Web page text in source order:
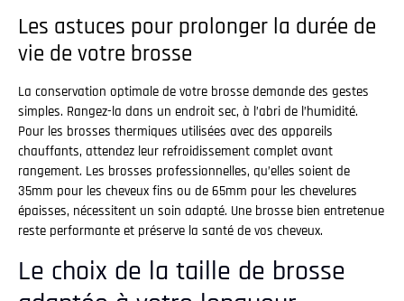
Les astuces pour prolonger la durée de
vie de votre brosse
La conservation optimale de votre brosse demande des gestes
simples. Rangez-la dans un endroit sec, à l’abri de l’humidité.
Pour les brosses thermiques utilisées avec des appareils
chauffants, attendez leur refroidissement complet avant
rangement. Les brosses professionnelles, qu’elles soient de
35mm pour les cheveux fins ou de 65mm pour les chevelures
épaisses, nécessitent un soin adapté. Une brosse bien entretenue
reste performante et préserve la santé de vos cheveux.
Le choix de la taille de brosse